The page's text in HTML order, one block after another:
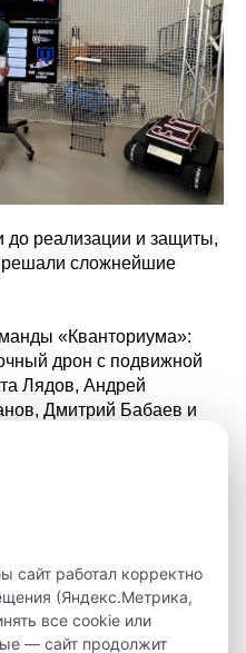
до реализации и защиты,
решали сложнейшие
«Кванториума»:
дрон с подвижной
Лядов, Андрей
Дмитрий Бабаев и
«Тандемный элемент
с разными
(ТЭП)
XXII Международной
– 2026». Михаил
почётное 3 место!
сайт работал корректно
(Яндекс.Метрика,
все cookie или
— сайт продолжит